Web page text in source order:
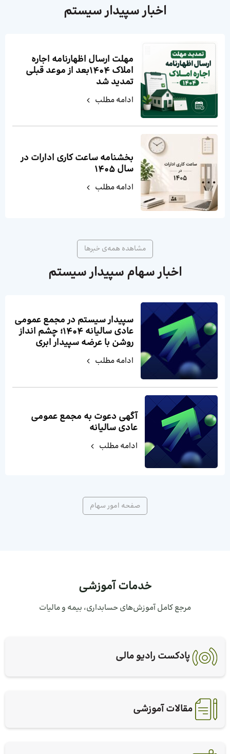
اخبار سپیدار سیستم
مهلت ارسال اظهارنامه اجاره
املاک ۱۴۰۴بعد از موعد قبلی
تمدید شد
ادامه مطلب
بخشنامه ساعت کاری ادارات در
سال ۱۴۰۵
ادامه مطلب
مشاهده همه‌ی خبر‌ها
اخبار سهام سپیدار سیستم
سپیدار سیستم در مجمع عمومی
عادی سالیانه ۱۴۰۴؛ چشم انداز
روشن با عرضه سپیدار ابری
ادامه مطلب
آگهی دعوت به مجمع عمومی
عادی سالیانه
ادامه مطلب
صفحه امور سهام
خدمات آموزشی
مرجع کامل آموزش‌های حسابداری، بیمه و مالیات
پادکست رادیو مالی
مقالات آموزشی